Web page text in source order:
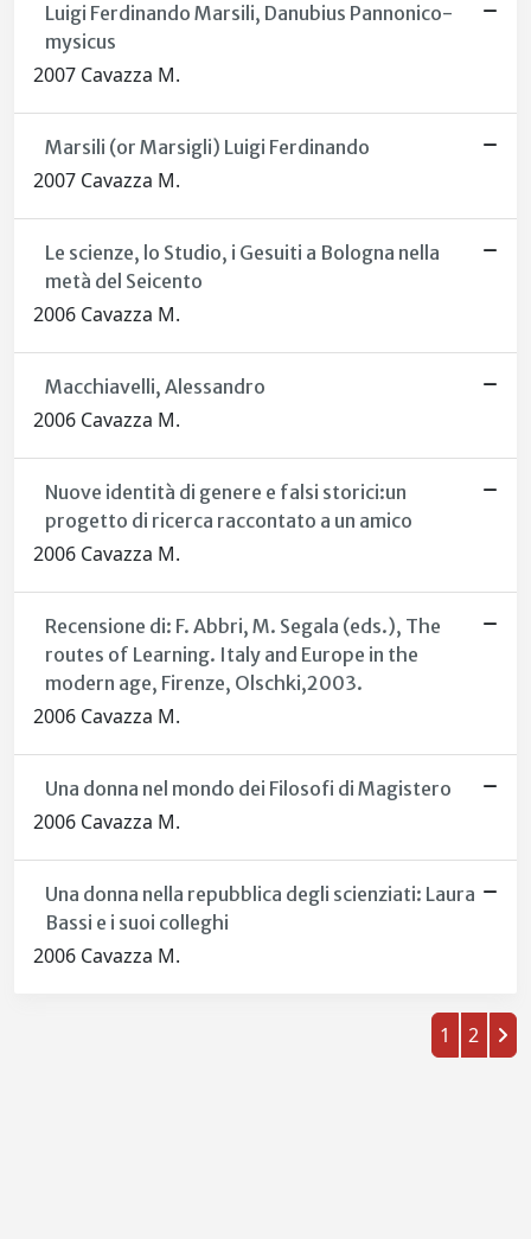
Luigi Ferdinando Marsili, Danubius Pannonico-
mysicus
2007 Cavazza M.
Marsili (or Marsigli) Luigi Ferdinando
2007 Cavazza M.
Le scienze, lo Studio, i Gesuiti a Bologna nella
metà del Seicento
2006 Cavazza M.
Macchiavelli, Alessandro
2006 Cavazza M.
Nuove identità di genere e falsi storici:un
progetto di ricerca raccontato a un amico
2006 Cavazza M.
Recensione di: F. Abbri, M. Segala (eds.), The
routes of Learning. Italy and Europe in the
modern age, Firenze, Olschki,2003.
2006 Cavazza M.
Una donna nel mondo dei Filosofi di Magistero
2006 Cavazza M.
Una donna nella repubblica degli scienziati: Laura
Bassi e i suoi colleghi
2006 Cavazza M.
1 2